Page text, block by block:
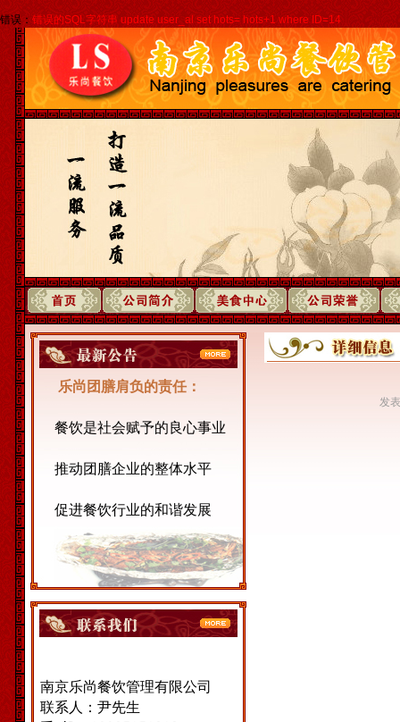
错误： 错误的SQL字符串 update user_al set hots= hots+1 where ID=14
乐尚团膳肩负的责任：
餐饮是社会赋予的良心事业
推动团膳企业的整体水平
促进餐饮行业的和谐发展
南京乐尚餐饮管理有限公司
联系人：尹先生
发